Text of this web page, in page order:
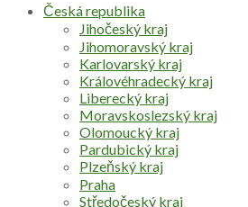
Česká republika
Jihočeský kraj
Jihomoravský kraj
Karlovarský kraj
Královéhradecký kraj
Liberecký kraj
Moravskoslezský kraj
Olomoucký kraj
Pardubický kraj
Plzeňský kraj
Praha
Středočeský kraj